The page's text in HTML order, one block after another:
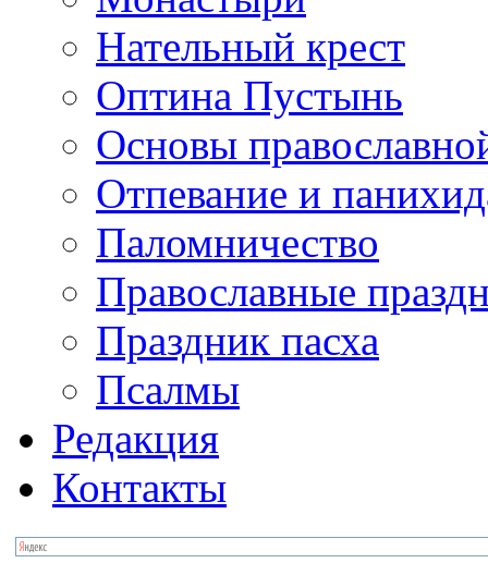
Нательный крест
Оптина Пустынь
Основы
Отпевание и
Паломничество
Православные
Праздник пасха
Псалмы
Редакция
Контакты